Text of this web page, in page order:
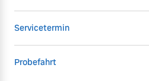
Servicetermin
Probefahrt